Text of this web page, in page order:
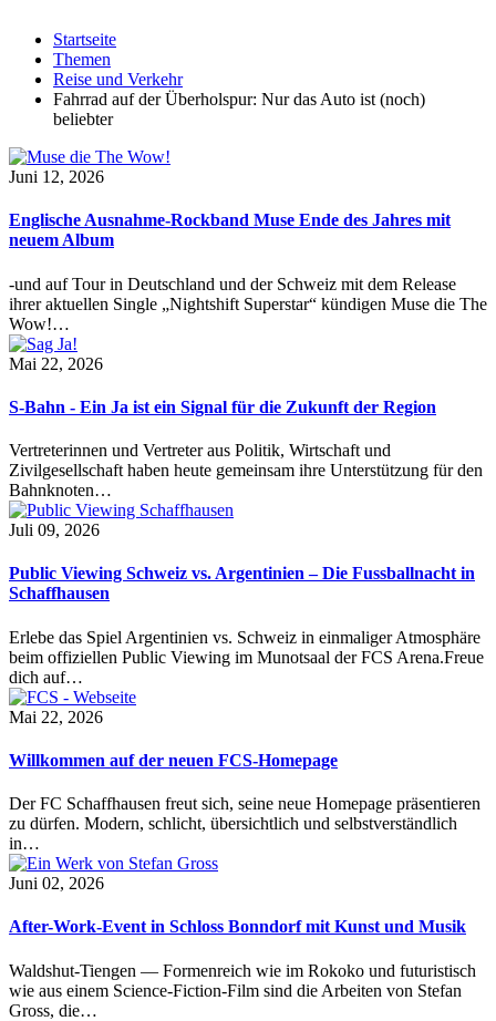
Startseite
Themen
Reise und Verkehr
Fahrrad auf der Überholspur: Nur das Auto ist (noch)
beliebter
Juni 12, 2026
Englische Ausnahme-Rockband Muse Ende des Jahres mit
neuem Album
-und auf Tour in Deutschland und der Schweiz mit dem Release
ihrer aktuellen Single „Nightshift Superstar“ kündigen Muse die The
Wow!…
Mai 22, 2026
S-Bahn - Ein Ja ist ein Signal für die Zukunft der Region
Vertreterinnen und Vertreter aus Politik, Wirtschaft und
Zivilgesellschaft haben heute gemeinsam ihre Unterstützung für den
Bahnknoten…
Juli 09, 2026
Public Viewing Schweiz vs. Argentinien – Die Fussballnacht in
Schaffhausen
Erlebe das Spiel Argentinien vs. Schweiz in einmaliger Atmosphäre
beim offiziellen Public Viewing im Munotsaal der FCS Arena.Freue
dich auf…
Mai 22, 2026
Willkommen auf der neuen FCS-Homepage
Der FC Schaffhausen freut sich, seine neue Homepage präsentieren
zu dürfen. Modern, schlicht, übersichtlich und selbstverständlich
in…
Juni 02, 2026
After-Work-Event in Schloss Bonndorf mit Kunst und Musik
Waldshut-Tiengen — Formenreich wie im Rokoko und futuristisch
wie aus einem Science-Fiction-Film sind die Arbeiten von Stefan
Gross, die…